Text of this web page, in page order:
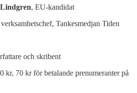
Lindgren, EU-kandidat
verksamhetschef, Tankesmedjan Tiden
och skribent
kr, 70 kr för betalande prenumeranter på